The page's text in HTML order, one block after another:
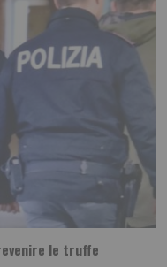
le truffe